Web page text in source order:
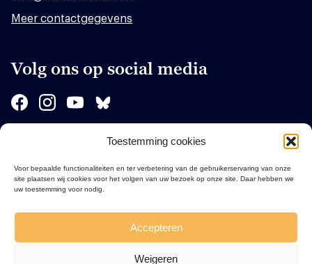
Toestemming cookies
Voor bepaalde functionaliteiten en ter verbetering van de gebruikerservaring van onze
site plaatsen wij cookies voor het volgen van uw bezoek op onze site. Daar hebben we
uw toestemming voor nodig.
Accepteren
Weigeren
Meer contactgegevens
Volg ons op social media